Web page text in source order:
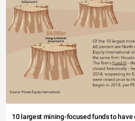
10 largest mining-focused funds to